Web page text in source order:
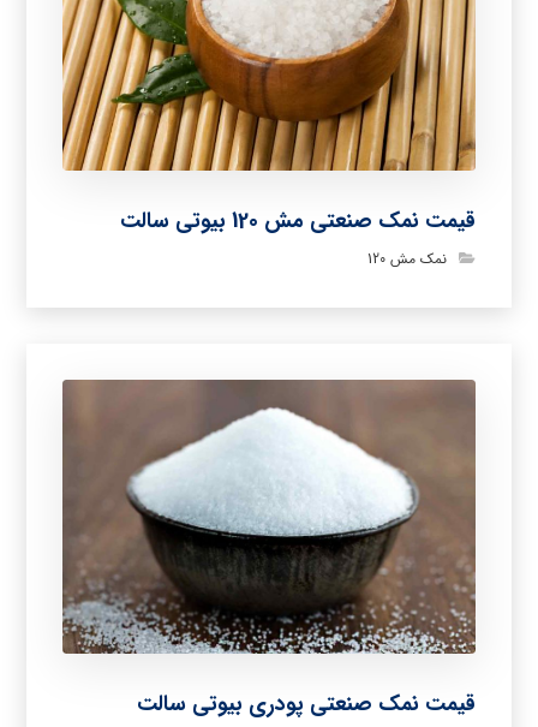
قیمت نمک صنعتی مش 120 بیوتی سالت
نمک مش 120
قیمت نمک صنعتی پودری بیوتی سالت